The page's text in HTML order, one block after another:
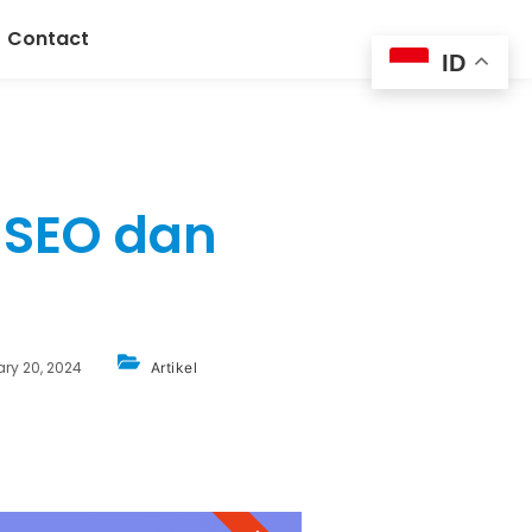
Contact
dan
20, 2024 Artikel
ID